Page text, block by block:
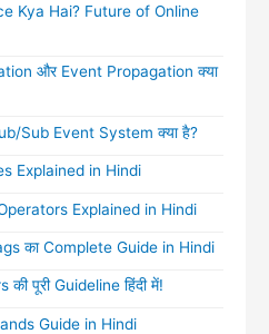
Kya Hai? Future of Online
और Event Propagation क्या
Sub Event System क्या है?
Explained in Hindi
Explained in Hindi
का Complete Guide in Hindi
पूरी Guideline हिंदी में!
Guide in Hindi